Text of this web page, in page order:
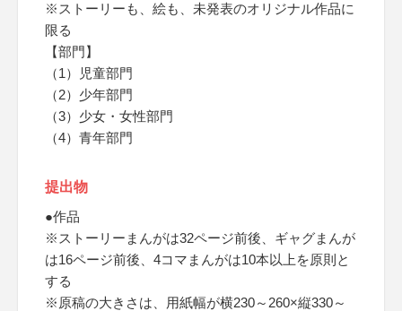
※ストーリーも、絵も、未発表のオリジナル作品に
限る
【部門】
（1）児童部門
（2）少年部門
（3）少女・女性部門
（4）青年部門
提出物
●作品
※ストーリーまんがは32ページ前後、ギャグまんが
は16ページ前後、4コマまんがは10本以上を原則と
する
※原稿の大きさは、用紙幅が横230～260×縦330～